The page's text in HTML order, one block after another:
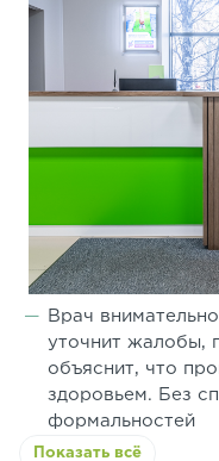
Врач
уточнит жалобы,
объяснит, что
здоровьем. Без
формальностей
Показать всё